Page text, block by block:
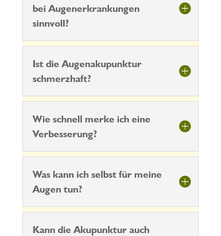
bei Augenerkrankungen
sinnvoll?
Ist die Augenakupunktur
schmerzhaft?
Wie schnell merke ich eine
Verbesserung?
Was kann ich selbst für meine
Augen tun?
Kann die Akupunktur auch